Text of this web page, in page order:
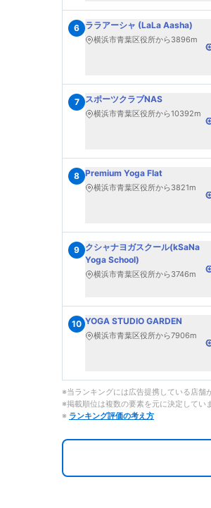
6 ララアーシャ (LaLa Aasha)
横浜市青葉区役所から3896m
7 スポーツクラブNAS
横浜市青葉区役所から10392m
8 Premium Yoga Flat
横浜市青葉区役所から3821m
9 クシャナヨガスクール(kSaNa
Yoga School)
横浜市青葉区役所から3746m
10 YOGA STUDIO GARDEN
横浜市青葉区役所から7906m
※当ランキングには広告提携している店舗
※掲載順位は複数の要素を元に決定していま
※ ランキング評価の考え方